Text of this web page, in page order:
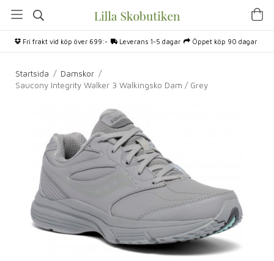
Fri frakt vid köp över 699:- Leverans 1-5 dagar Öppet köp 90 dagar
Startsida / Damskor /
Saucony Integrity Walker 3 Walkingsko Dam / Grey